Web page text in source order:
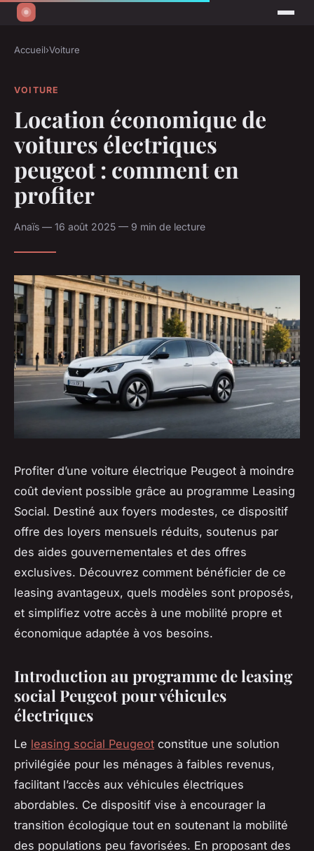
Accueil›Voiture
VOITURE
Location économique de
voitures électriques
peugeot : comment en
profiter
Anaïs — 16 août 2025 — 9 min de lecture
Profiter d’une voiture électrique Peugeot à moindre
coût devient possible grâce au programme Leasing
Social. Destiné aux foyers modestes, ce dispositif
offre des loyers mensuels réduits, soutenus par
des aides gouvernementales et des offres
exclusives. Découvrez comment bénéficier de ce
leasing avantageux, quels modèles sont proposés,
et simplifiez votre accès à une mobilité propre et
économique adaptée à vos besoins.
Introduction au programme de leasing
social Peugeot pour véhicules
électriques
Le leasing social Peugeot constitue une solution
privilégiée pour les ménages à faibles revenus,
facilitant l’accès aux véhicules électriques
abordables. Ce dispositif vise à encourager la
transition écologique tout en soutenant la mobilité
des populations peu favorisées. En proposant des